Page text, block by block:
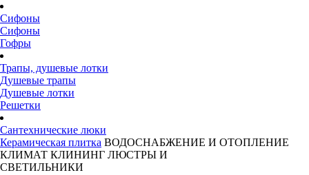
Сифоны
Сифоны
Гофры
Трапы, душевые лотки
Душевые трапы
Душевые лотки
Решетки
Сантехнические люки
Керамическая плитка ВОДОСНАБЖЕНИЕ И ОТОПЛЕНИЕ
КЛИМАТ КЛИНИНГ ЛЮСТРЫ И
СВЕТИЛЬНИКИ